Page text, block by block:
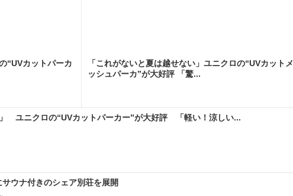
“UVカットパーカ
「これがないと夏は越せない」ユニクロの“UVカットメ
ッシュパーカ”が大好評 「驚...
」 ユニクロの“UVカットパーカー”が大好評 「軽い！涼しい...
ウナ付きのシェア別荘を展開